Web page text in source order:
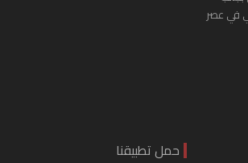
في عصر
حمل تطبيقنا